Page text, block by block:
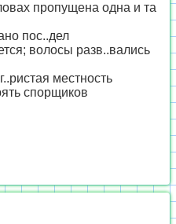
пропущена одна и та
пос..дел
волосы разв..вались
местность
спорщиков